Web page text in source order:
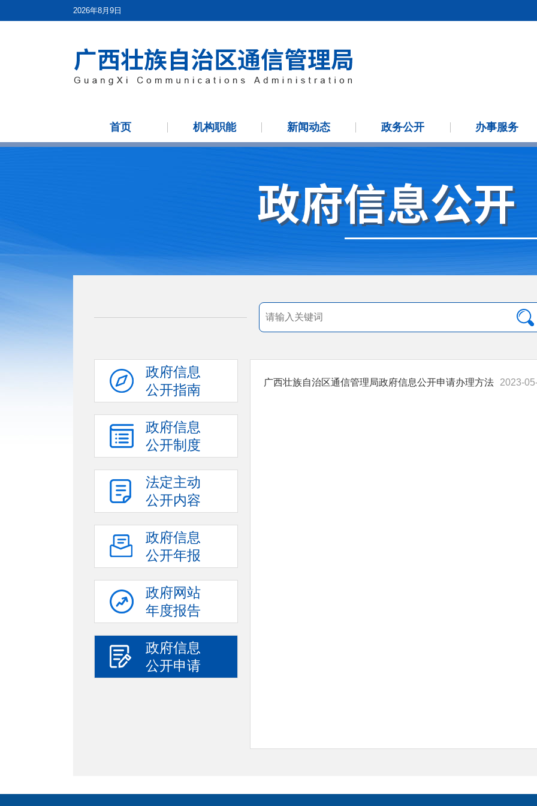
2026年8月9日
首页 机构职能 新闻动态 政务公开 办事服务
政府信息
公开指南
政府信息
公开制度
法定主动
公开内容
政府信息
公开年报
政府网站
年度报告
政府信息
公开申请
广西壮族自治区通信管理局政府信息公开申请办理方法 2023-